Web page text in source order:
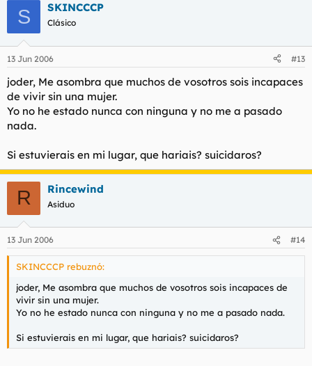
S SKINCCCP
Clásico
13 Jun 2006 #13
joder, Me asombra que muchos de vosotros sois incapaces
de vivir sin una mujer.
Yo no he estado nunca con ninguna y no me a pasado
nada.
Si estuvierais en mi lugar, que hariais? suicidaros?
R Rincewind
Asiduo
13 Jun 2006 #14
SKINCCCP rebuznó:
joder, Me asombra que muchos de vosotros sois incapaces de
vivir sin una mujer.
Yo no he estado nunca con ninguna y no me a pasado nada.
Si estuvierais en mi lugar, que hariais? suicidaros?